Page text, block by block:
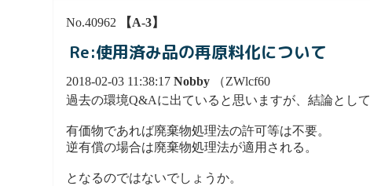
No.40962 【A-3】
Re:使用済み品の再原料化について
2018-02-03 11:38:17Nobby （ZWlcf60
過去の環境Q&Aに出ていると思いますが、結論として
有価物であれば廃棄物処理法の許可等は不要。
逆有償の場合は廃棄物処理法が適用される。
となるのではないでしょうか。